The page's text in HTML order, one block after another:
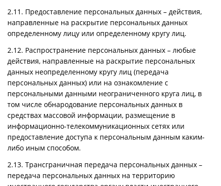
2.11. Предоставление персональных данных – действия,
направленные на раскрытие персональных данных
определенному лицу или определенному кругу лиц.
2.12. Распространение персональных данных – любые
действия, направленные на раскрытие персональных
данных неопределенному кругу лиц (передача
персональных данных) или на ознакомление с
персональными данными неограниченного круга лиц, в
том числе обнародование персональных данных в
средствах массовой информации, размещение в
информационно-телекоммуникационных сетях или
предоставление доступа к персональным данным каким-
либо иным способом.
2.13. Трансграничная передача персональных данных –
передача персональных данных на территорию